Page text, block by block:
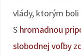
vlády, ktorým boli
S hromadnou
slobodnej voľby